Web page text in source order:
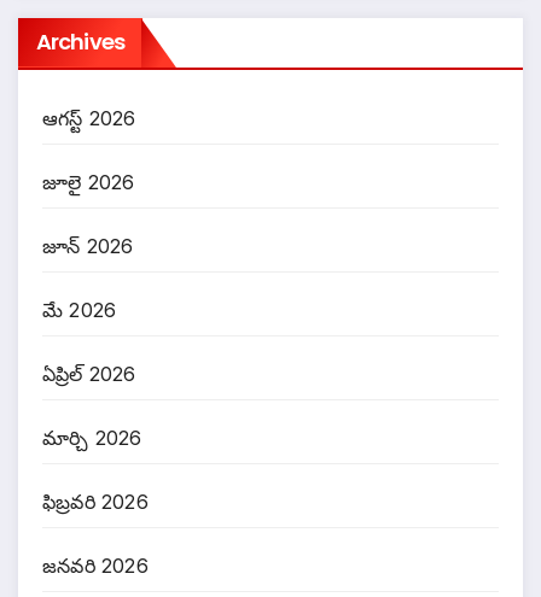
Archives
ఆగస్ట్ 2026
జూలై 2026
జూన్ 2026
మే 2026
ఏప్రిల్ 2026
మార్చి 2026
ఫిబ్రవరి 2026
జనవరి 2026